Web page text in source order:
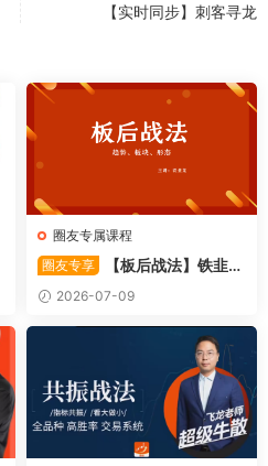
【实时同步】刺客寻龙
圈友专属课程
圈友专享
【板后战法】铁韭菜
板后强势战法
2026-07-09